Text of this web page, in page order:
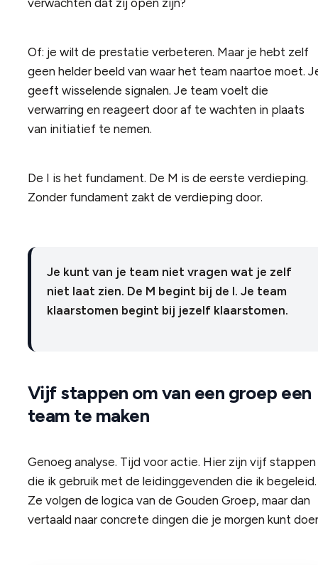
Of: je wilt de prestatie verbeteren. Maar je hebt zelf
geen helder beeld van waar het team naartoe moet.
geeft wisselende signalen. Je team voelt die
verwarring en reageert door af te wachten in plaats
van initiatief te nemen.
De I is het fundament. De M is de eerste verdieping.
Zonder fundament zakt de verdieping door.
Je kunt van je team niet vragen wat je zelf
niet laat zien. De M begint bij de I. Je team
klaarstomen begint bij jezelf klaarstomen.
Vijf stappen om van een groep een
team te maken
Genoeg analyse. Tijd voor actie. Hier zijn vijf stappen
die ik gebruik met de leidinggevenden die ik begeleid.
Ze volgen de logica van de Gouden Groep, maar dan
vertaald naar concrete dingen die je morgen kunt